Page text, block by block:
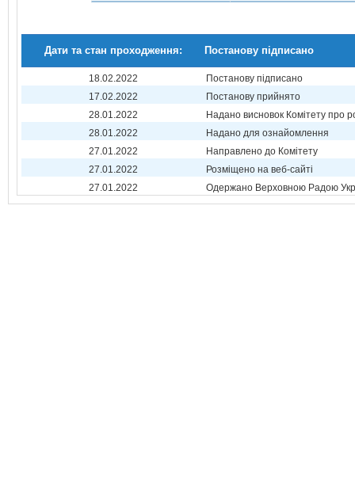
Дати та стан проходження: Постанову підписано
18.02.2022
Постанову підписано
17.02.2022
Постанову прийнято
28.01.2022
Надано висновок Комітету про
28.01.2022
Надано для ознайомлення
27.01.2022
Направлено до Комітету
27.01.2022
Розміщено на веб-сайті
27.01.2022
Одержано Верховною Радою